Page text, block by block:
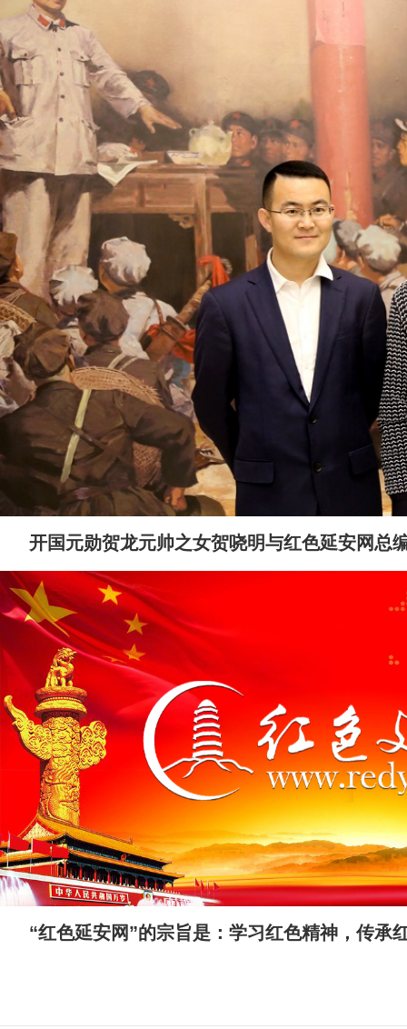
开国元勋贺龙元帅之女贺哓明与红色延安网总
“红色延安网”的宗旨是：学习红色精神，传承